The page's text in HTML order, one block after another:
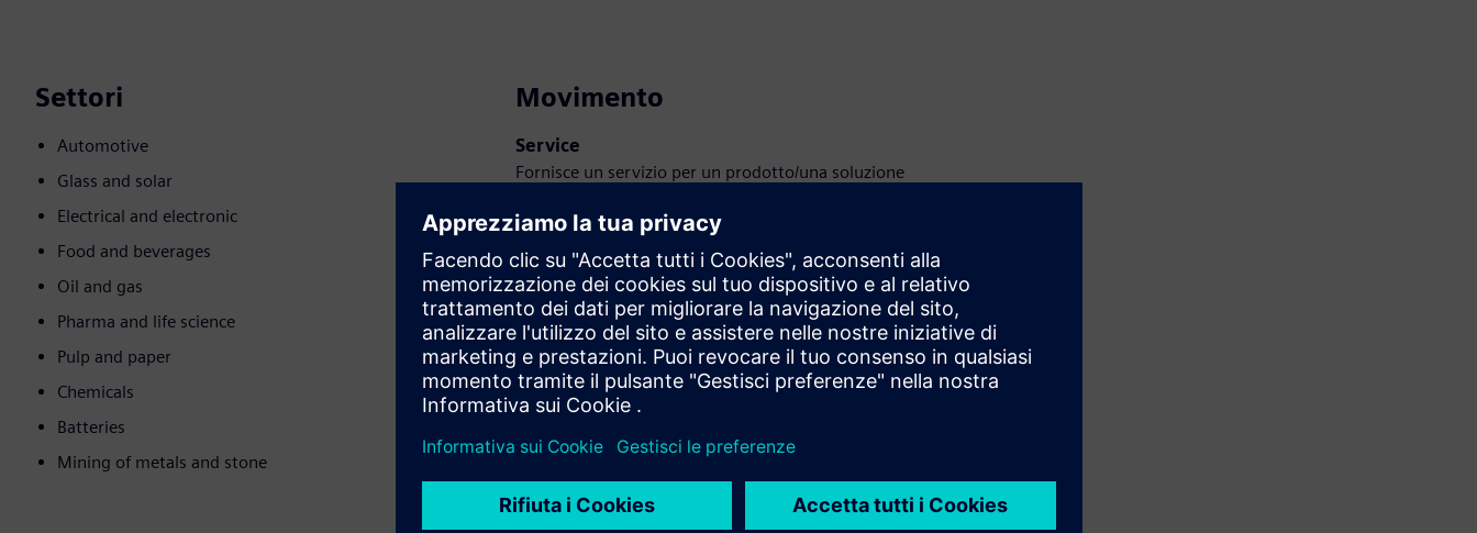
Settori
Automotive
Glass and solar
Electrical and electronic
Food and beverages
Oil and gas
Pharma and life science
Pulp and paper
Chemicals
Batteries
Mining of metals and stone
Movimento
Service
Fornisce un servizio per un prodotto/una soluzione
integrarlo, gestirlo o mantenerlo